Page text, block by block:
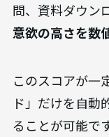
問、資料ダウン
意欲の高さを数
このスコアが一
ド」だけを自動
ることが可能で